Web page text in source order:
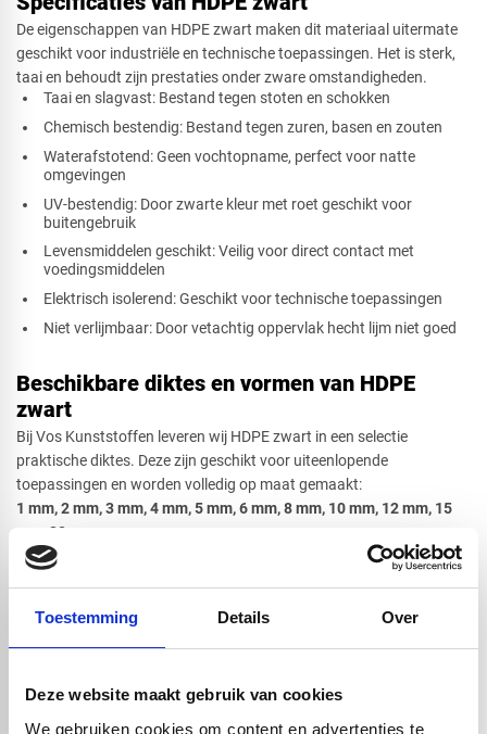
Toestemming Details Over
Deze website maakt gebruik van cookies
We gebruiken cookies om content en advertenties te
De eigenschappen van HDPE zwart maken dit materiaal uitermate
geschikt voor industriële en technische toepassingen. Het is sterk,
taai en behoudt zijn prestaties onder zware omstandigheden.
Taai en slagvast: Bestand tegen stoten en schokken
Chemisch bestendig: Bestand tegen zuren, basen en zouten
Waterafstotend: Geen vochtopname, perfect voor natte
omgevingen
UV-bestendig: Door zwarte kleur met roet geschikt voor
buitengebruik
Levensmiddelen geschikt: Veilig voor direct contact met
voedingsmiddelen
Elektrisch isolerend: Geschikt voor technische toepassingen
Niet verlijmbaar: Door vetachtig oppervlak hecht lijm niet goed
Beschikbare diktes en vormen van HDPE
zwart
Bij Vos Kunststoffen leveren wij HDPE zwart in een selectie
praktische diktes. Deze zijn geschikt voor uiteenlopende
toepassingen en worden volledig op maat gemaakt:
1 mm, 2 mm, 3 mm, 4 mm, 5 mm, 6 mm, 8 mm, 10 mm, 12 mm, 15
mm, 20 mm
Beschikbare vormen:
Rechthoek, vierkant, cirkel, ovaal, driehoek of
specialisten staan voor u klaar met advies op maat.
Bewerking van HDPE zwart